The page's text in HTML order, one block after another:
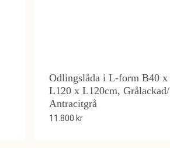
Odlingslåda i L-form B40 x
L120 x L120cm, Grålackad/
Antracitgrå
11.800 kr